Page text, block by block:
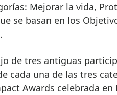
Mejorar la vida,
se basan en los
de tres antiguas
cada una de las tres
Awards celebrada